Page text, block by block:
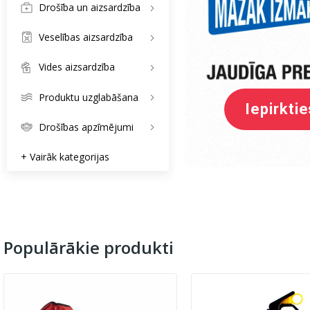
Drošība un aizsardzība
Veselības aizsardzība
Vides aizsardzība
Produktu uzglabāšana
Drošības apzīmējumi
+ Vairāk kategorijas
Uzzināt
Populārākie produkti